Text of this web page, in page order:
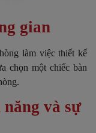
gian
làm việc thiết kế
chọn một chiếc bàn
và sự